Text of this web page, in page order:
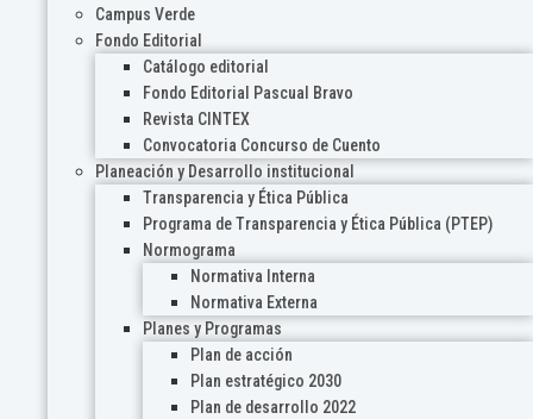
Campus Verde
Fondo Editorial
Catálogo editorial
Fondo Editorial Pascual Bravo
Revista CINTEX
Convocatoria Concurso de Cuento
Planeación y Desarrollo institucional
Transparencia y Ética Pública
Programa de Transparencia y Ética Pública (PTEP)
Normograma
Normativa Interna
Normativa Externa
Planes y Programas
Plan de acción
Plan estratégico 2030
Plan de desarrollo 2022